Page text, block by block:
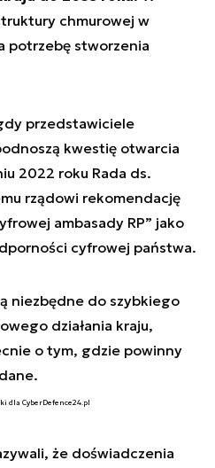
chmurowej w
potrzebę stworzenia
przedstawiciele
kwestię otwarcia
2022 roku Rada ds.
rządowi rekomendację
ambasady RP” jako
cyfrowej państwa.
niezbędne do szybkiego
działania kraju,
o tym, gdzie powinny
dla CyberDefence24.pl
że doświadczenia